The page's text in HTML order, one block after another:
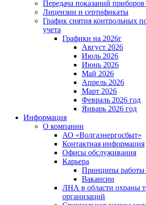
Передача показаний приборов
Лицензии и сертификаты
График снятия контрольных
учета
Графики на 2026г
Август 2026
Июль 2026
Июнь 2026
Май 2026
Апрель 2026
Март 2026
Февраль 2026 год
Январь 2026 год
Информация
О компании
АО «Волгаэнергосбыт»
Контактная информация
Офисы обслуживания
Карьера
Принципы работы
Вакансии
ЛНА в области охраны
организаций